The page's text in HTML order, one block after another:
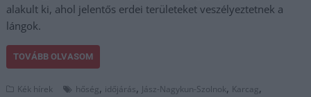
alakult ki, ahol jelentős erdei területeket veszélyeztetnek a
lángok.
TOVÁBB OLVASOM
Kék hírek hőség, időjárás, Jász-Nagykun-Szolnok, Karcag,